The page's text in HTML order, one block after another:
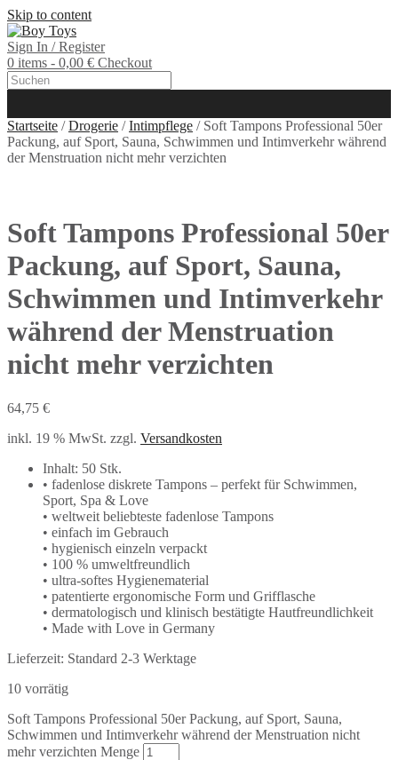
Skip to content
Sign In / Register
0 items - 0,00 € Checkout
Startseite /Drogerie /Intimpflege / Soft Tampons Professional 50er
Packung, auf Sport, Sauna, Schwimmen und Intimverkehr während
der Menstruation nicht mehr verzichten
Soft Tampons Professional 50er
Packung, auf Sport, Sauna,
Schwimmen und Intimverkehr
während der Menstruation
nicht mehr verzichten
64,75 €
inkl. 19 % MwSt. zzgl. Versandkosten
Inhalt: 50 Stk.
• fadenlose diskrete Tampons – perfekt für Schwimmen,
Sport, Spa & Love
• weltweit beliebteste fadenlose Tampons
• einfach im Gebrauch
• hygienisch einzeln verpackt
• 100 % umweltfreundlich
• ultra-softes Hygienematerial
• patentierte ergonomische Form und Grifflasche
• dermatologisch und klinisch bestätigte Hautfreundlichkeit
• Made with Love in Germany
Lieferzeit: Standard 2-3 Werktage
10 vorrätig
Soft Tampons Professional 50er Packung, auf Sport, Sauna,
Schwimmen und Intimverkehr während der Menstruation nicht
mehr verzichten Menge